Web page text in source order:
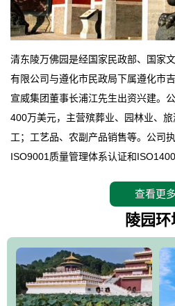
清东陵万佛园是经国家民政部、国家
有限公司与遵化市民政局下属遵化市
宣威集团董事长浦江先生出资兴建。
400万美元，主营殡葬业、园林业、
工；工艺品、农副产品销售等。公司
ISO9001质量管理体系认证和
拥有4A级旅游区头衔的花园式陵园，
万佛园位于遵化市境内，座落在世界
形绝佳，地理位置优越，交通便利。
园、打造佛教精品旅游圣地”为目标
的墓地安葬、祭祀吊亡并结合旅游参
郁绚丽、优雅宜人的园林景观构成其
查看更多
陵园环